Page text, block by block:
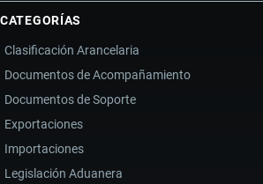
CATEGORÍAS
Clasificación Arancelaria
Documentos de Acompañamiento
Documentos de Soporte
Exportaciones
Importaciones
Legislación Aduanera